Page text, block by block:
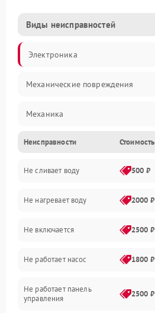
Виды неисправностей
Электроника
Механические повреждения
Механика
Управление
Электропитание
Датчики
Нагрев
Вода
Гигиена
Неисправности Стоимость
Не сливает воду 500 ₽
Не нагревает воду 2000 ₽
Не включается 2500 ₽
Не работает насос 1800 ₽
Не работает панель
управления
2500 ₽